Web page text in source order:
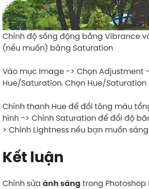
Chỉnh độ sống động bằng Vibrance
(nếu muốn) bằng Saturation
Vào mục Image -> Chọn Adjustment
Hue/Saturation. Chọn Hue/Saturation
Chỉnh thanh Hue để đổi tông màu
hình -> Chỉnh Saturation để đổi độ
> Chỉnh Lightness nếu bạn muốn
Kết luận
Chỉnh sửa ánh sáng trong Photoshop